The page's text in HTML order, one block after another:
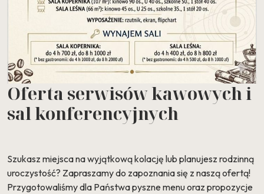
Oferta serwisów kawowych i
sal konferencyjnych
Szukasz miejsca na wyjątkową kolację lub planujesz rodzinną
uroczystość? Zapraszamy do zapoznania się z naszą ofertą!
Przygotowaliśmy dla Państwa pyszne menu oraz propozycje